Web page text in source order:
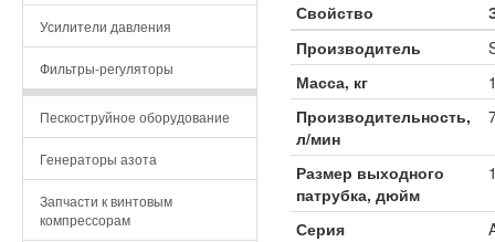
Усилители давления
Фильтры-регуляторы
Пескоструйное оборудование
Генераторы азота
Запчасти к винтовым
компрессорам
Свойство
Производитель
Масса, кг
Производительность,
л/мин
Размер выходного
патрубка, дюйм
Серия